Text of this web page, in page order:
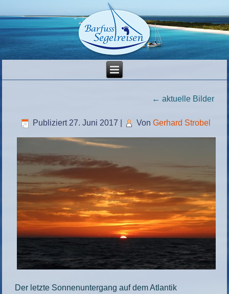
← aktuelle Bilder
Publiziert 27. Juni 2017 Von Gerhard Strobel
Der letzte Sonnenuntergang auf dem Atlantik